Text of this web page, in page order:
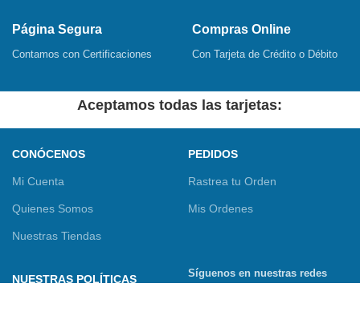
Página Segura
Contamos con Certificaciones
Compras Online
Con Tarjeta de Crédito o Débito
Aceptamos todas las tarjetas:
CONÓCENOS
Mi Cuenta
Quienes Somos
Nuestras Tiendas
PEDIDOS
Rastrea tu Orden
Mis Ordenes
NUESTRAS POLÍTICAS
Síguenos en nuestras redes